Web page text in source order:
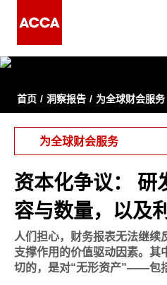
首页 洞察报告 为全球财会服务
为全球财会服务
资本化争议： 研
容与数量，以及
人们担心，财务报表无法继续
支撑作用的价值驱动因素。其
切的，是对“无形资产”——包